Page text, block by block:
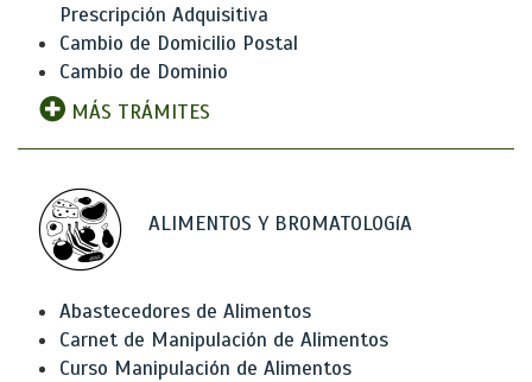
Prescripción Adquisitiva
Cambio de Domicilio Postal
Cambio de Dominio
MÁS TRÁMITES
ALIMENTOS Y BROMATOLOGíA
Abastecedores de Alimentos
Carnet de Manipulación de Alimentos
Curso Manipulación de Alimentos